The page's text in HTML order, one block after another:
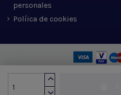
personales
Políica de cookies
Zulu Tactical S.L. © 2022 |